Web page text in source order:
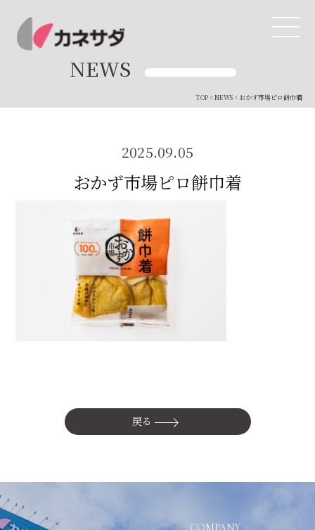
TOP
生産体制
美味しい安心
商品・開発
品質管理
直営店
かね貞の歴史
リニューアル中
NEWS
TOP<NEWS< おかず市場ピロ餅巾着
2025.09.05
おかず市場ピロ餅巾着
戻る